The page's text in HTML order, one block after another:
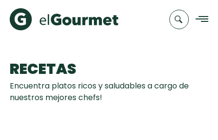
Chefs
RECETAS
Encuentra platos ricos y saludables a cargo de
nuestros mejores chefs!